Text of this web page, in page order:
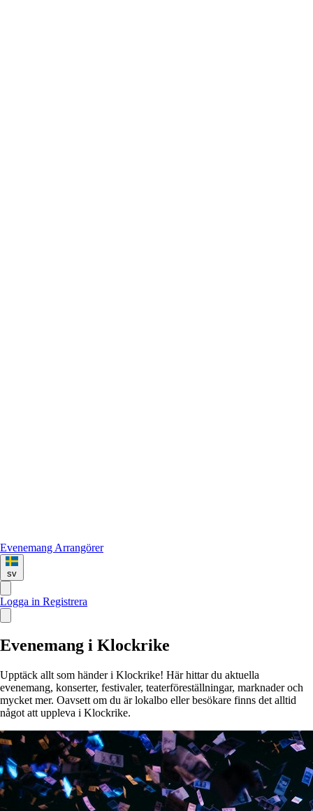
Evenemang Arrangörer
sv
Logga in Registrera
Evenemang i Klockrike
Upptäck allt som händer i Klockrike! Här hittar du aktuella
evenemang, konserter, festivaler, teaterföreställningar, marknader och
mycket mer. Oavsett om du är lokalbo eller besökare finns det alltid
något att uppleva i Klockrike.